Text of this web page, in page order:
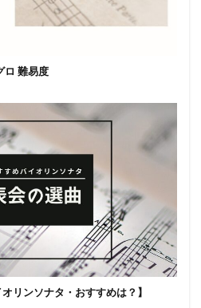
ロ 難易度
リンソナタ・おすすめは？】